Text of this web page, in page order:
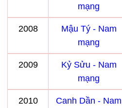
mạng
2008
Mậu Tý - Nam
mạng
2009
Kỷ Sửu - Nam
mạng
2010
Canh Dần - Nam